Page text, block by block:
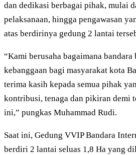
dan dedikasi berbagai pihak, mulai
pelaksanaan, hingga pengawasan
atas berdirinya gedung 2 lantai
“Kami berusaha bagaimana
kebanggaan bagi masyarakat kota
terima kasih kepada semua pihak
kontribusi, tenaga dan pikiran demi
ini,” pungkas Muhammad Rudi.
Saat ini, Gedung VVIP Bandara
berdiri 2 lantai seluas 1,8 Ha yang